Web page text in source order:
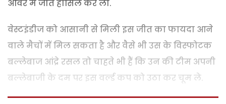
ओवर में जीत हासिल कर ली.
वेस्टइंडीज को आसानी से मिली इस जीत का फायदा आने
वाले मैचों में मिल सकता है और वैसे भी उस के विस्फोटक
बल्लेबाज आंद्रे रसल तो चाहते भी हैं कि उन की टीम अपनी
बल्लेबाजी के दम पर इस वर्ल्ड कप को उठा कर चूम ले.